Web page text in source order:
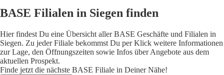
BASE Filialen in Siegen finden
Hier findest Du eine Übersicht aller BASE Geschäfte und Filialen in
Siegen. Zu jeder Filiale bekommst Du per Klick weitere Informationen
zur Lage, den Öffnungszeiten sowie Infos über Angebote aus dem
aktuellen Prospekt.
Finde jetzt die nächste BASE Filiale in Deiner Nähe!